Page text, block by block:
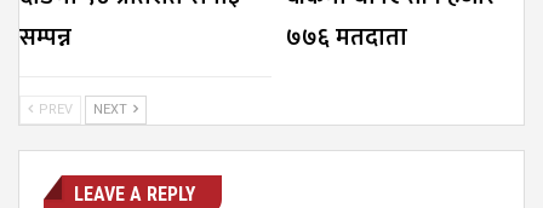
सम्पन्न
७७६ मतदाता
PREV NEXT
LEAVE A REPLY